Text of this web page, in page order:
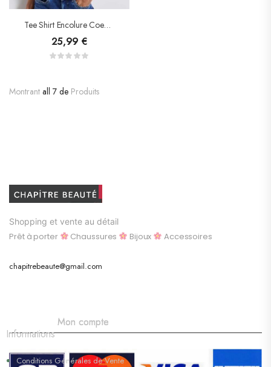
Tee Shirt Encolure Coeur – Street One
25,99 €
Montrant all 7 de Produits
Shopping et vente au détail
Prêt à porter Chaussures Bijoux Accessoires
chapitrebeaute@gmail.com
Mon compte
Informations
Conditions Générales de Vente